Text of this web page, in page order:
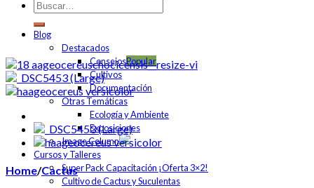
Blog
Destacados
Consejos
Cultivos
Documentación
Otras Temáticas
Ecología y Ambiente
Exposiciones
Image Column
Cursos y Talleres
Super Pack Capacitación ¡Oferta 3×2!
Cultivo de Cactus y Suculentas
Home/Cactus